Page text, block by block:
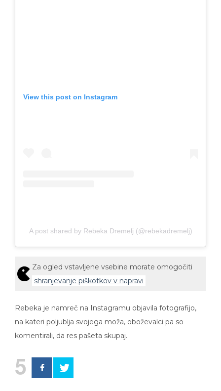
View this post on Instagram
A post shared by Rebeka Dremelj (@rebekadremelj)
Za ogled vstavljene vsebine morate omogočiti
shranjevanje piškotkov v napravi
Rebeka je namreč na Instagramu objavila fotografijo,
na kateri poljublja svojega moža, oboževalci pa so
komentirali, da res pašeta skupaj.
5